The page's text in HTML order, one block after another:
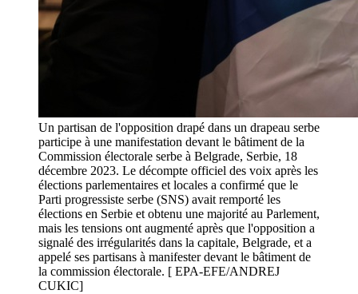
Un partisan de l'opposition drapé dans un drapeau serbe
participe à une manifestation devant le bâtiment de la
Commission électorale serbe à Belgrade, Serbie, 18
décembre 2023. Le décompte officiel des voix après les
élections parlementaires et locales a confirmé que le
Parti progressiste serbe (SNS) avait remporté les
élections en Serbie et obtenu une majorité au Parlement,
mais les tensions ont augmenté après que l'opposition a
signalé des irrégularités dans la capitale, Belgrade, et a
appelé ses partisans à manifester devant le bâtiment de
la commission électorale. [ EPA-EFE/ANDREJ
CUKIC]